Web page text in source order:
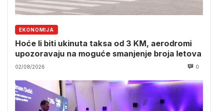
EKONOMIJA
Hoće li biti ukinuta taksa od 3 KM, aerodromi
upozoravaju na moguće smanjenje broja letova
02/08/2026 0